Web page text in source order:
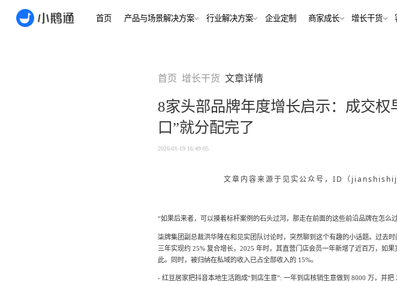
首页 产品与场景解决方案
全域获客
打通视频号抖音快手工具，流量沉
淀私域
小程序商城
全行业全场景私域开店解决方案
行业解决方案
金融/财经行业
合规、转化、AI+——12000+金融
客户的共同选择
兴趣培训
长期增长
企业服务
企业服务私域营销解决方案，提供
企业定制 商家成
帮助中
首页 增长干货 文章详情
8家头部品牌年度增长启示：成交权
口”就分配完了
2026-01-19 16:49:05
文章内容来源于见实公众号，ID（
“如果后来者，可以摸着标杆案例的石头过河，那走在前面的这些前沿品牌在怎么
柒牌集团副总裁洪华隆在和见实团队讨论时，突然聊到这个有趣的小话题。过去
三年实现约 25% 复合增长，2025 年时，其直营门店会员一年新增了近百万，如
此。同时，被归纳在私域的收入已占全部收入的 15%。
- 红豆居家把抖音本地生活跑成“到店生意”: 一年到店核销生意做到 8000 万，并